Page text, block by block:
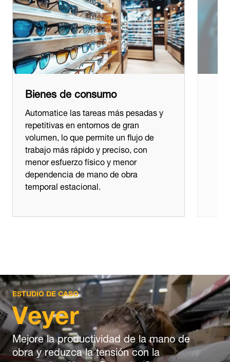
Bienes de consumo
Automatice las tareas más pesadas y
repetitivas en entornos de gran
volumen, lo que permite un flujo de
trabajo más rápido y preciso, con
menor esfuerzo físico y menor
dependencia de mano de obra
temporal estacional.
ESTUDIO DE CASO
Veyer
Mejore la productividad de la mano de
obra y reduzca la tensión con la